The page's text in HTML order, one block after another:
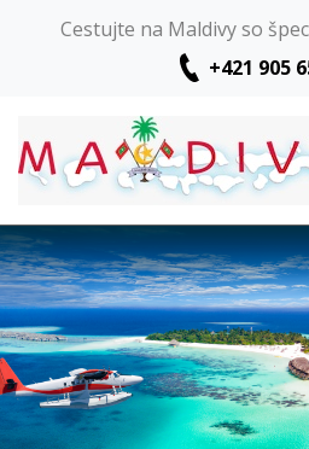
Cestujte na Maldivy so
+421 905